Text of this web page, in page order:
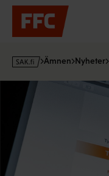
Hoppa
innehållet
s
Ämnen Nyheter